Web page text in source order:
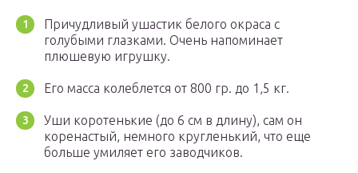
Причудливый ушастик белого окраса с
голубыми глазками. Очень напоминает
плюшевую игрушку.
Его масса колеблется от 800 гр. до 1,5 кг.
Уши коротенькие (до 6 см в длину), сам он
коренастый, немного кругленький, что еще
больше умиляет его заводчиков.